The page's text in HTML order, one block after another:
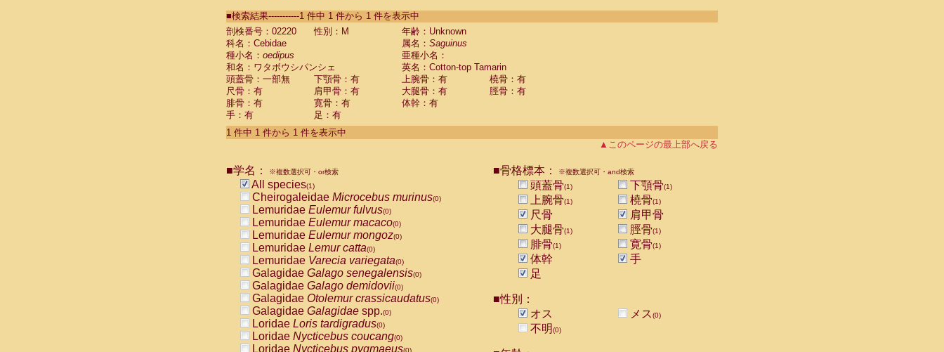
CebidaeSaguinus labiatus(0)
Cebidae Saguinus leucopus (0)
Cebidae
Cebidae
CebidaeSaguinus nigricollis (0)
Cebidae Saguinus oedipus
Cebidae Saguinus weddelli
Cebidae Saguinusspp.
Cebidae Aotus trivirgatus
Cebidae Cebus albifrons
CebidaeCebus nigrivittatus
CebidaeCebus
CebidaeSaimiri boliviensis(0)
CebidaeSaimiri sciureus(0)
AtelidaeAlouatta caraya(0)
AtelidaeAlouatta fusca(0)
AtelidaeAlouatta seniculus
AtelidaeAlouattaspp.(0)
AtelidaeAteles belzebuth(0)
AtelidaeAteles geoffroyi(0)
AtelidaeAteles paniscus(0)
AtelidaeAtelesspp.(0)
Atelidae Lagothrix lagothricha
AtelidaeLagothrix lagothricha cana
PitheciidaeCacajao calvus rubicundus
■検索結果-----------1 件中 1 件から 1 件を表示中
剖検番号：02220
性別：M
年齢：Unknown
科名：Cebidae
属名： Saguinus
種小名： oedipus
亜種小名：
和名：ワタボウシパンシェ
英名：Cotton-top Tamarin
頭蓋骨：一部無
下顎骨：有 上腕骨：有
橈骨：有
尺骨：有
肩甲骨：有 大腿骨：有
脛骨：有
腓骨：有
寛骨：有
体幹：有
手：有
足：有
1 件中 1 件から 1 件を表示中
▲このページの最上部へ戻る
■学名： ※複数選択可・or検索
All species(1)
Cheirogaleidae Microcebus murinus(0)
Lemuridae Eulemur fulvus(0)
Lemuridae Eulemur macaco(0)
Lemuridae Eulemur mongoz(0)
Lemuridae Lemur catta(0)
Lemuridae Varecia variegata(0)
Galagidae Galago senegalensis(0)
Galagidae Galago demidovii(0)
Galagidae Otolemur crassicaudatus(0)
Galagidae Galagidae spp.(0)
Loridae Loris tardigradus(0)
Loridae Nycticebus coucang(0)
Loridae Nycticebus pygmaeus(0)
■骨格標本： ※複数選択可・and検索
頭蓋骨(1) 下顎骨(1)
上腕骨(1) 橈骨(1)
尺骨
肩甲骨
大腿骨(1) 脛骨(1)
腓骨(1) 寛骨(1)
体幹
手
足
■性別：
オス
メス(0)
不明(0)